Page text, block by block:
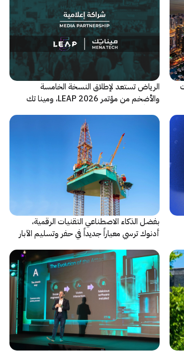
الرياض تستعد لإطلاق النسخة الخامسة
والأضخم من مؤتمر LEAP 2026، ومينا تك
بفضل الذكاء الاصطناعي التقنيات الرقمية،
أدنوك ترسي معياراً جديداً في حفر وتسليم الآبار